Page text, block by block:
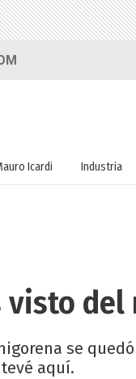
Icardi Industria
visto
se
aquí.